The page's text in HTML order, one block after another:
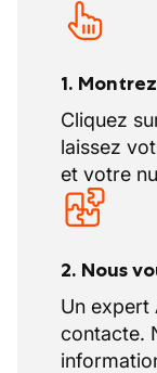
(CP124).
À cela
jours de
fonction
et selon
1.
Cliquez
laissez
et votre
2. Nous
Un expert
contacte.